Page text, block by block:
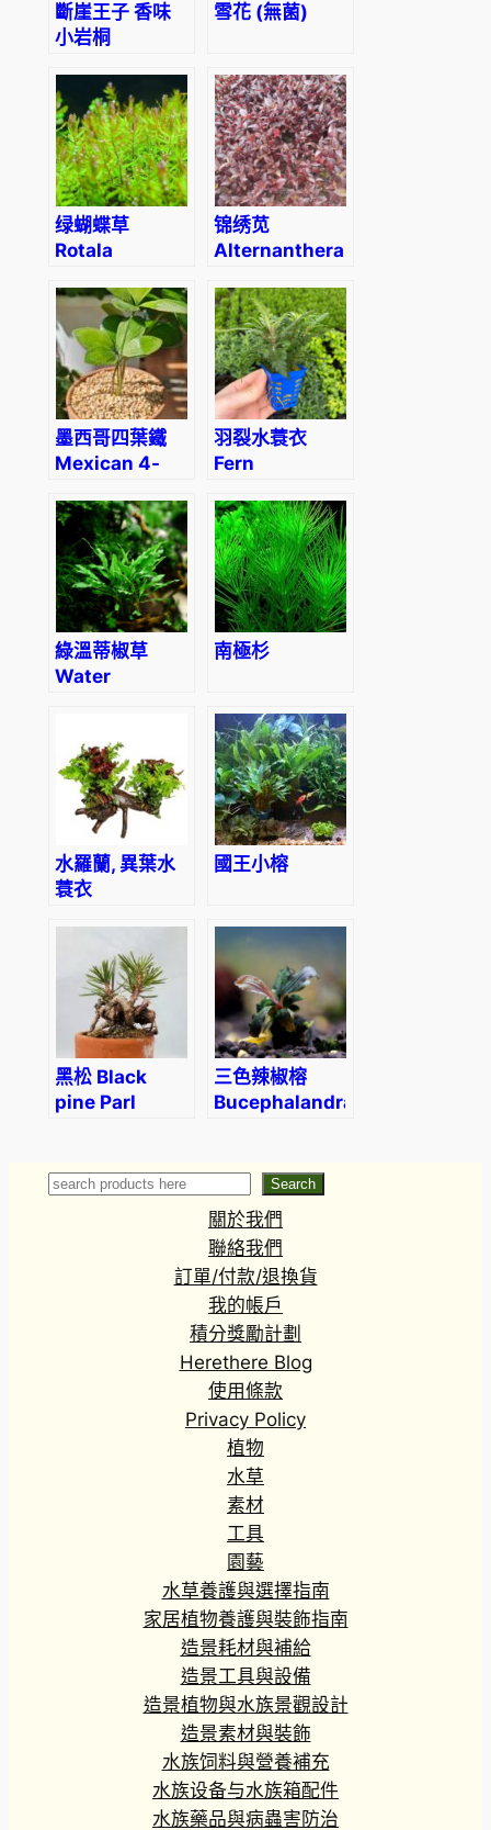
斷崖王子 香味
小岩桐
Edelweiss
(Sinningia
tubiflora)
雪花 (無菌)
绿蝴蝶草
Rotala
‘Green’
锦绣苋
Alternanthera
墨西哥四葉鐵
Mexican 4-
羽裂水蓑衣
Fern
(Hygrophila
pinnatifida)
綠溫蒂椒草
Water
wendtii
‘Green’)
南極杉
水羅蘭, 異葉水
蓑衣
國王小榕
黑松 Black
pine Parl
三色辣椒榕
Bucephalandra
Search Search
關於我們
聯絡我們
訂單/付款/退換貨
我的帳戶
積分獎勵計劃
Herethere Blog
使用條款
Privacy Policy
植物
水草
素材
工具
園藝
水草養護與選擇指南
家居植物養護與裝飾指南
造景耗材與補給
造景工具與設備
造景植物與水族景觀設計
造景素材與裝飾
水族饲料與營養補充
水族设备与水族箱配件
水族藥品與病蟲害防治